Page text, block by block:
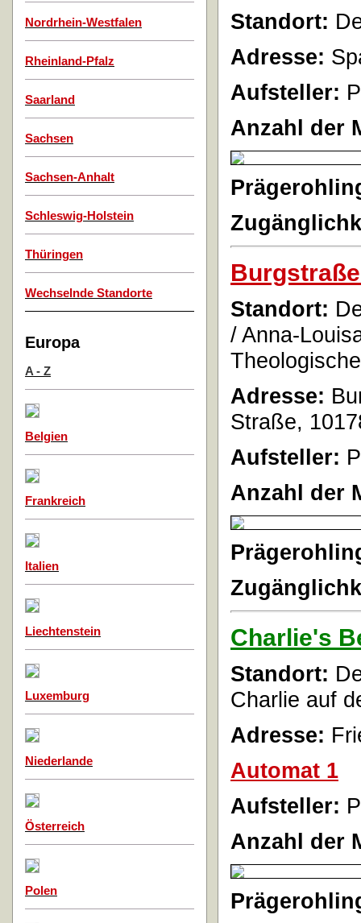
Nordrhein-Westfalen
Rheinland-Pfalz
Saarland
Sachsen
Sachsen-Anhalt
Schleswig-Holstein
Thüringen
Wechselnde Standorte
Europa
A - Z
Belgien
Frankreich
Italien
Liechtenstein
Luxemburg
Niederlande
Österreich
Polen
Standort:
Adresse:
Aufsteller:
Anzahl der
Standort:
/ Anna-
Adresse:
Straße,
Aufsteller:
Anzahl der
Charlie's
Standort:
Charlie auf
Adresse:
Automat 1
Aufsteller:
Anzahl der